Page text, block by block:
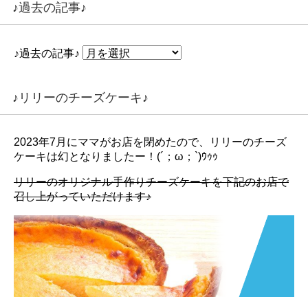
♪過去の記事♪
♪過去の記事♪
♪リリーのチーズケーキ♪
2023年7月にママがお店を閉めたので、リリーのチーズ
ケーキは幻となりましたー！(´；ω；`)ｳｩｩ
リリーのオリジナル手作りチーズケーキを下記のお店で
召し上がっていただけます♪